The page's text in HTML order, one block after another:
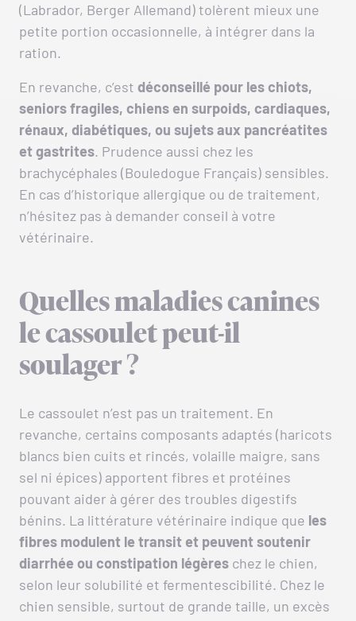
(Labrador, Berger Allemand) tolèrent mieux une
petite portion occasionnelle, à intégrer dans la
ration.
En revanche, c’est déconseillé pour les chiots,
seniors fragiles, chiens en surpoids, cardiaques,
rénaux, diabétiques, ou sujets aux pancréatites
et gastrites. Prudence aussi chez les
brachycéphales (Bouledogue Français) sensibles.
En cas d’historique allergique ou de traitement,
n’hésitez pas à demander conseil à votre
vétérinaire.
Quelles maladies canines
le cassoulet peut-il
soulager ?
Le cassoulet n’est pas un traitement. En
revanche, certains composants adaptés (haricots
blancs bien cuits et rincés, volaille maigre, sans
sel ni épices) apportent fibres et protéines
pouvant aider à gérer des troubles digestifs
bénins. La littérature vétérinaire indique que les
fibres modulent le transit et peuvent soutenir
diarrhée ou constipation légères chez le chien,
selon leur solubilité et fermentescibilité. Chez le
chien sensible, surtout de grande taille, un excès